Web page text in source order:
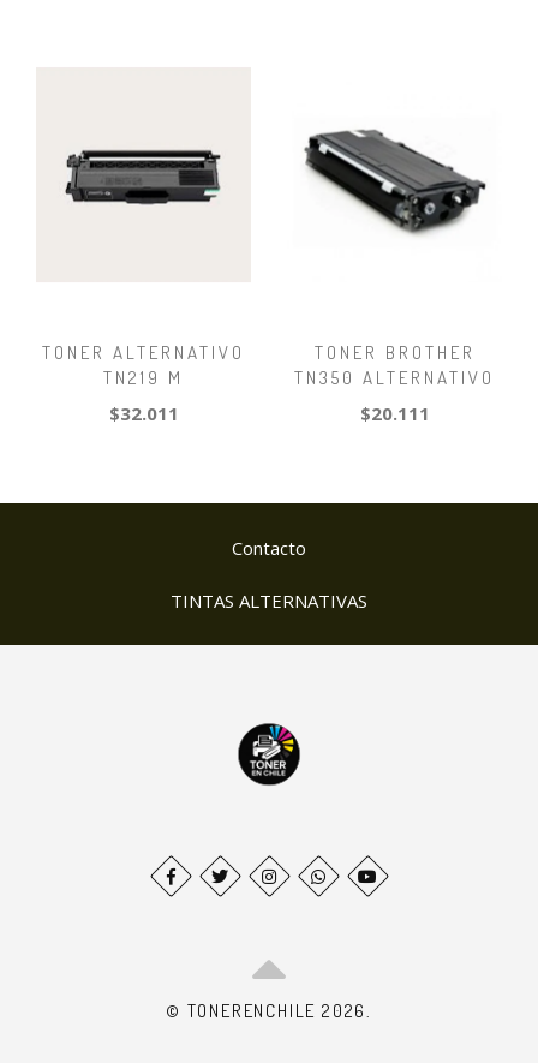
TONER ALTERNATIVO
TN219 M
$32.011
TONER BROTHER
TN350 ALTERNATIVO
$20.111
Contacto
TINTAS ALTERNATIVAS
© TONERENCHILE 2026.